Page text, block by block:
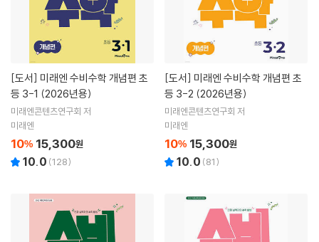
[도서]
등 3-1 (2026년용)
미래엔콘텐츠연구회 저
미래엔
10% 15,300원
10.0 (128)
[도서]
등 3-2 (2026년용)
미래엔콘텐츠연구회 저
미래엔
10% 15,300원
10.0 (81)